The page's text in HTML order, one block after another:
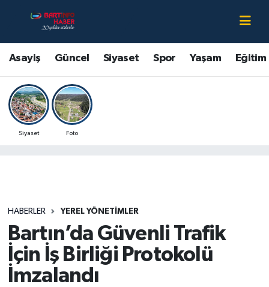
Asayiş Güncel Siyaset Spor Yaşam Eğitim
Siyaset Foto
HABERLER YEREL YÖNETIMLER
Bartın’da Güvenli Trafik
İçin İş Birliği Protokolü
İmzalandı
Asayiş
Bartın Hakkında
Çevre
Eğitim
Kültür-Sanat
Magazin
Bartın Nöbetçi Eczaneler
Bartın Hava Durumu
Bartin Namaz Vakitleri
Bartın Trafik Yoğunluk Haritası
Son Dakika Haberleri
Haber Arşivi